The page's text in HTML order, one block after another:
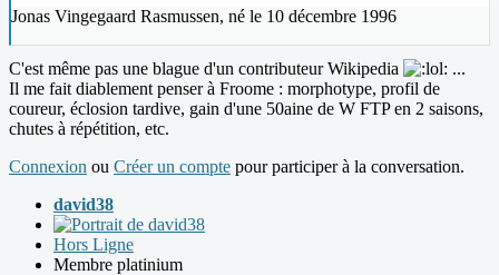
Jonas Vingegaard Rasmussen, né le 10 décembre 1996
C'est même pas une blague d'un contributeur Wikipedia
...
Il me fait diablement penser à Froome : morphotype, profil de
coureur, éclosion tardive, gain d'une 50aine de W FTP en 2 saisons,
chutes à répétition, etc.
Connexion ou Créer un compte pour participer à la conversation.
david38
Hors Ligne
Membre platinium